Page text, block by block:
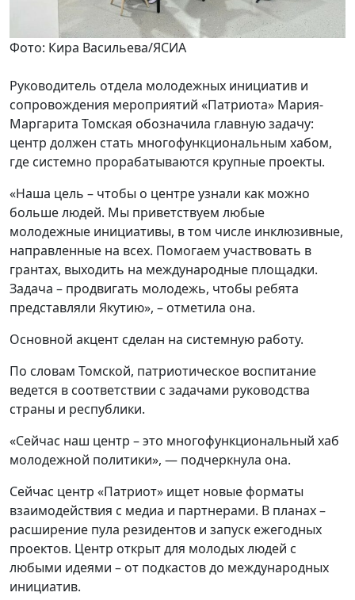
Фото: Кира Васильева/ЯСИА
Руководитель отдела молодежных инициатив и
сопровождения мероприятий «Патриота» Мария-
Маргарита Томская обозначила главную задачу:
центр должен стать многофункциональным хабом,
где системно прорабатываются крупные проекты.
«Наша цель – чтобы о центре узнали как можно
больше людей. Мы приветствуем любые
молодежные инициативы, в том числе инклюзивные,
направленные на всех. Помогаем участвовать в
грантах, выходить на международные площадки.
Задача – продвигать молодежь, чтобы ребята
представляли Якутию», – отметила она.
Основной акцент сделан на системную работу.
По словам Томской, патриотическое воспитание
ведется в соответствии с задачами руководства
страны и республики.
«Сейчас наш центр – это многофункциональный хаб
молодежной политики», — подчеркнула она.
Сейчас центр «Патриот» ищет новые форматы
взаимодействия с медиа и партнерами. В планах –
расширение пула резидентов и запуск ежегодных
проектов. Центр открыт для молодых людей с
любыми идеями – от подкастов до международных
инициатив.